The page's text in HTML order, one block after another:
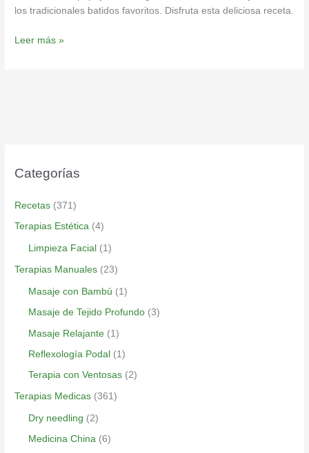
los tradicionales batidos favoritos. Disfruta esta deliciosa receta.
Leer más »
Categorías
Recetas (371)
Terapias Estética (4)
Limpieza Facial (1)
Terapias Manuales (23)
Masaje con Bambú (1)
Masaje de Tejido Profundo (3)
Masaje Relajante (1)
Reflexología Podal (1)
Terapia con Ventosas (2)
Terapias Medicas (361)
Dry needling (2)
Medicina China (6)